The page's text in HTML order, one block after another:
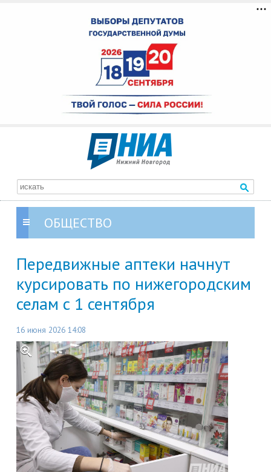
ОБЩЕСТВО
Передвижные аптеки начнут
курсировать по нижегородским
селам с 1 сентября
16 июня 2026 14:08